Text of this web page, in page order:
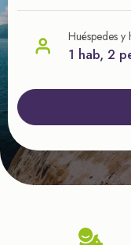
Huéspedes y
1 hab, 2